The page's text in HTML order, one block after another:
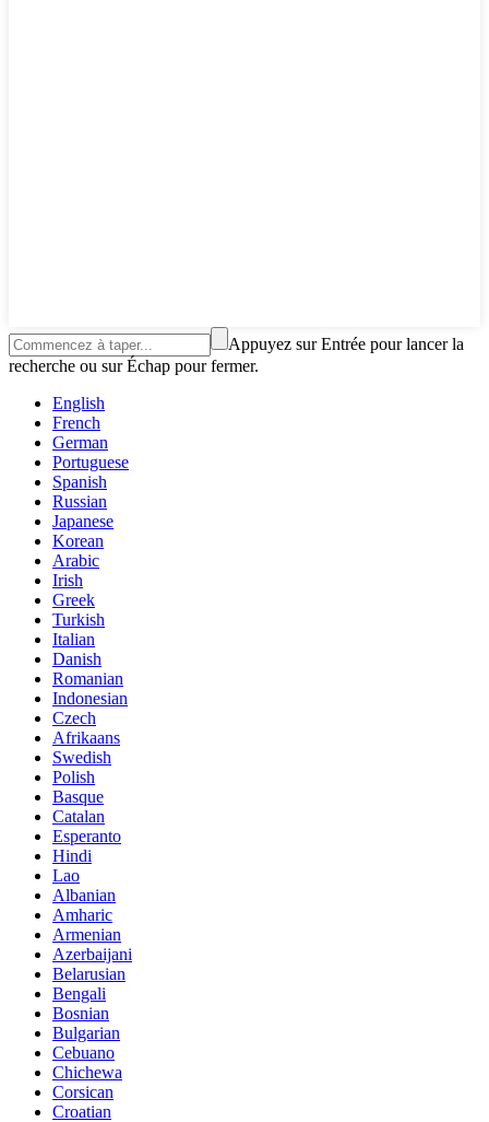
Appuyez sur Entrée pour lancer la
recherche ou sur Échap pour fermer.
English
French
German
Portuguese
Spanish
Russian
Japanese
Korean
Arabic
Irish
Greek
Turkish
Italian
Danish
Romanian
Indonesian
Czech
Afrikaans
Swedish
Polish
Basque
Catalan
Esperanto
Hindi
Lao
Albanian
Amharic
Armenian
Azerbaijani
Belarusian
Bengali
Bosnian
Bulgarian
Cebuano
Chichewa
Corsican
Croatian